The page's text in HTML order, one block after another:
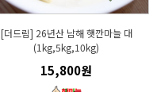
[더드림] 26년산 남해 햇깐마늘 대
(1kg,5kg,10kg)
15,800원